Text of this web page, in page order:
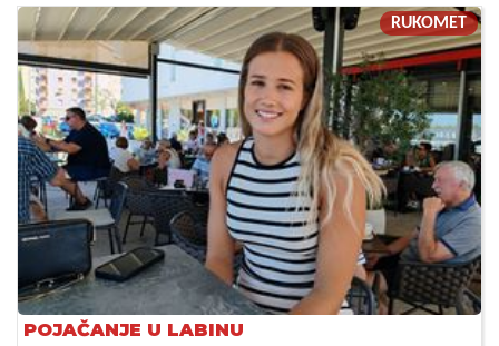
RUKOMET
POJAČANJE U LABINU